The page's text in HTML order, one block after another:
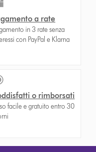
a rate
in 3 rate senza
con PayPal e Klarna
o rimborsati
facile e gratuito entro 30